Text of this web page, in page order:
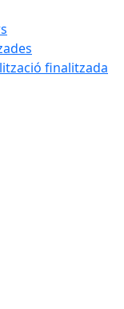
finalitzada